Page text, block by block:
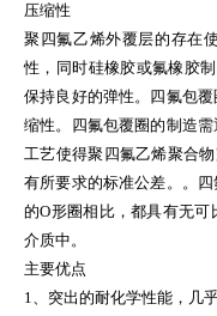
压缩性
聚四氟乙烯外覆层的存在
性，同时硅橡胶或氟橡胶
保持良好的弹性。四氟包
缩性。四氟包覆圈的制造
工艺使得聚四氟乙烯聚合
有所要求的标准公差。。
的O形圈相比，都具有无可
介质中。
主要优点
1、突出的耐化学性能，几